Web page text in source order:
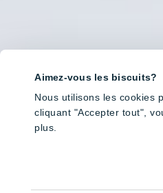
Aimez-vous les biscuits?
Nous utilisons les cookies
cliquant "Accepter tout",
plus.